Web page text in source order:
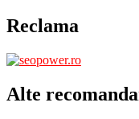
Reclama
Alte